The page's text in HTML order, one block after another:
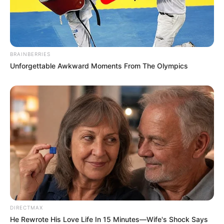
BRAINBERRIES
Unforgettable Awkward Moments From The Olympics
DIRECTMAX
He Rewrote His Love Life In 15 Minutes—Wife's Shock Says